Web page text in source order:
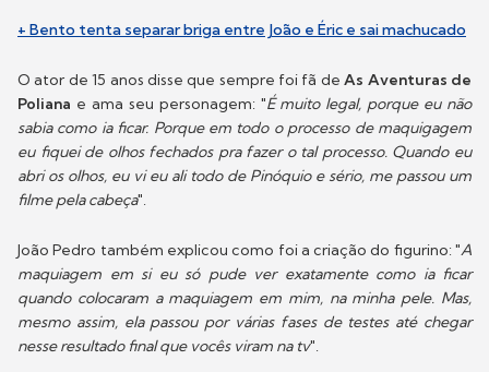
+ Bento tenta separar briga entre João e Éric e sai machucado
O ator de 15 anos disse que sempre foi fã deAs Aventuras de
Poliana e ama seu personagem: "É muito legal, porque eu não
sabia como ia ficar. Porque em todo o processo de maquigagem
eu fiquei de olhos fechados pra fazer o tal processo. Quando eu
abri os olhos, eu vi eu ali todo de Pinóquio e sério, me passou um
filme pela cabeça".
João Pedro também explicou como foi a criação do figurino: "A
maquiagem em si eu só pude ver exatamente como ia ficar
quando colocaram a maquiagem em mim, na minha pele. Mas,
mesmo assim, ela passou por várias fases de testes até chegar
nesse resultado final que vocês viram na tv".